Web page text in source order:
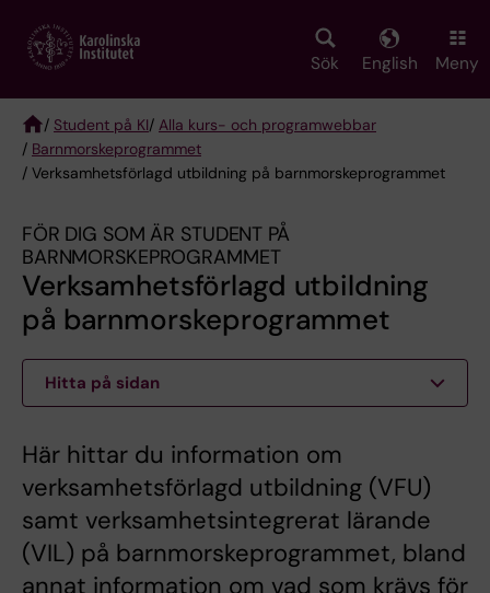
main
Sök English Meny
Breadcrumb
/ Student på KI/ Alla kurs- och programwebbar
/ Barnmorskeprogrammet
/ Verksamhetsförlagd utbildning på barnmorskeprogrammet
FÖR DIG SOM ÄR STUDENT PÅ
BARNMORSKEPROGRAMMET
Verksamhetsförlagd utbildning
på barnmorskeprogrammet
Hitta på sidan
Här hittar du information om
verksamhetsförlagd utbildning (VFU)
samt verksamhetsintegrerat lärande
(VIL) på barnmorskeprogrammet, bland
annat information om vad som krävs för